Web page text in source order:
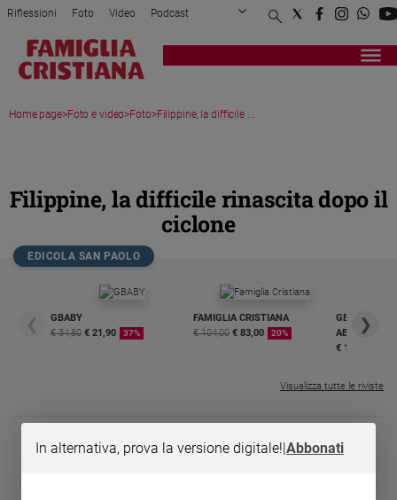
Attualità
Cronaca
Legalità
giustizia
Sport
Papa
Chiesa
Riflessioni Foto Video Podcast
Privacy Policy Chi siamo
Registrati Redazione
Home page>Foto e video>Foto>Filippine, la difficile ...
Filippine, la difficile rinascita dopo il
ciclone
EDICOLA SAN PAOLO
❮
GBABY
€ 34,80 € 21,90 37%
FAMIGLIA CRISTIANA
€ 104,00 € 83,00 20%
GBABY
€ 16,99
❯
Visualizza tutte le riviste
In alternativa, prova la versione digitale!|Abbonati